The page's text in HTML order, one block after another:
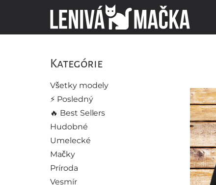
Kategórie
Všetky modely
⚡️ Posledný
🔥 Best Sellers
Hudobné
Umelecké
Mačky
Príroda
Vesmír